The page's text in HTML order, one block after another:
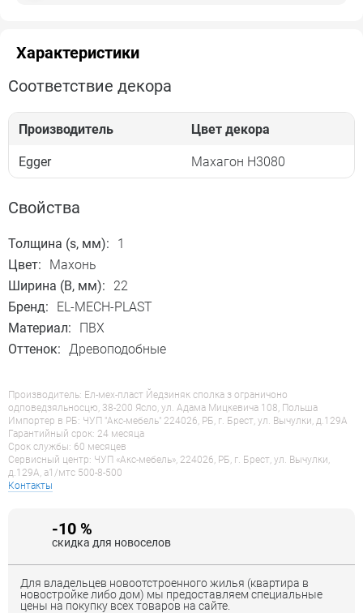
Характеристики
Соответствие декора
Производитель Цвет декора
Egger Махагон H3080
Свойства
Толщина (s, мм):
1
Цвет:
Махонь
Ширина (B, мм):
22
Бренд:
EL-MECH-PLAST
Материал:
ПВХ
Оттенок: Древоподобные
Производитель: Ел-мех-пласт Йедзиняк сполка з ограничоно
одповедзяльносцю, 38-200 Ясло, ул. Адама Мицкевича 108, Польша
Импортер в РБ: ЧУП "Акс-мебель" 224026, РБ, г. Брест, ул. Вычулки, д.129А
Гарантийный срок: 24 месяца
Срок службы: 60 месяцев
Сервисный центр: ЧУП «Акс-мебель», 224026, РБ, г. Брест, ул. Вычулки,
д.129А, a1/мтс 500-8-500
Контакты
-10 %
скидка для новоселов
Для владельцев новоотстроенного жилья (квартира в
новостройке либо дом) мы предоставляем специальные
цены на покупку всех товаров на сайте.